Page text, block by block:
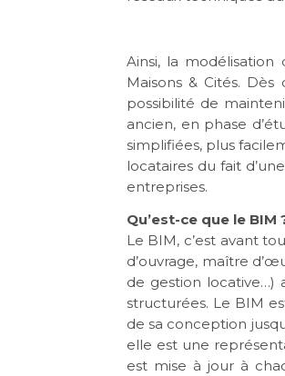
Ainsi, la
Maisons & Cités.
possibilité de
ancien, en phase
simplifiées, plus
locataires du fait
entreprises.
Qu’est-ce que le BIM
Le BIM, c’est avant
d’ouvrage, maître
de gestion locative…)
structurées. Le BIM
de sa conception
elle est une
est mise à jour à